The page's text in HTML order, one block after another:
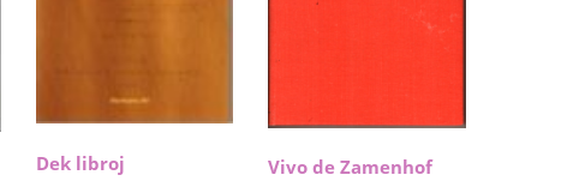
Dek libroj Vivo de Zamenhof